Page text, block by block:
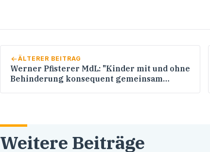
ÄLTERER BEITRAG
Werner Pfisterer MdL: "Kinder mit und ohne
Behinderung konsequent gemeinsam
Weitere Beiträge